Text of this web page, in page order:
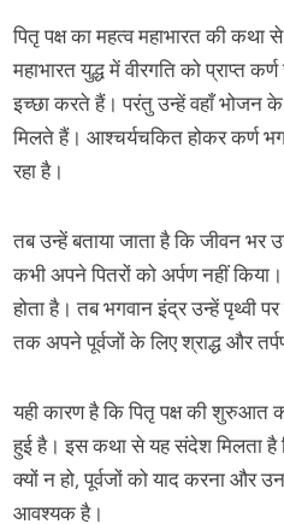
पितृ पक्ष का महत्व महाभारत की
महाभारत युद्ध में वीरगति को प्राप्त
इच्छा करते हैं। परंतु उन्हें वहाँ भोजन
मिलते हैं। आश्चर्यचकित होकर कर्ण
रहा है।
तब उन्हें बताया जाता है कि जीवन भर
कभी अपने पितरों को अर्पण नहीं
होता है। तब भगवान इंद्र उन्हें पृथ्वी
तक अपने पूर्वजों के लिए श्राद्ध और
यही कारण है कि पितृ पक्ष की
हुई है। इस कथा से यह संदेश मिलता है
क्यों न हो, पूर्वजों को याद करना और
आवश्यक है।